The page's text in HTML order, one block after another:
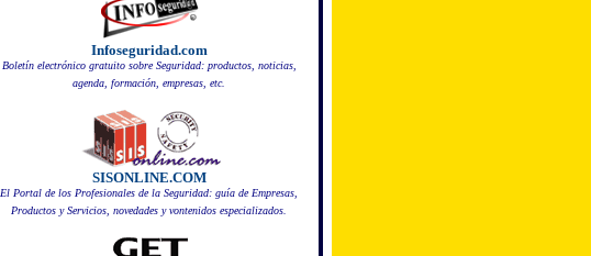
Infoseguridad.com
Boletín electrónico gratuito sobre Seguridad: productos, noticias,
agenda, formación, empresas, etc.
SISONLINE.COM
El Portal de los Profesionales de la Seguridad: guía de Empresas,
Productos y Servicios, novedades y vontenidos especializados.